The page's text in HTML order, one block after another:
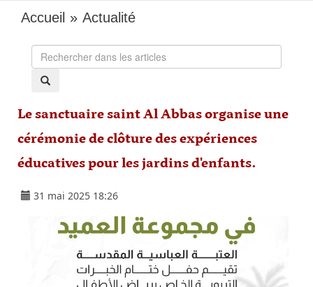
Accueil »Actualité
Le sanctuaire saint Al Abbas organise une
cérémonie de clôture des expériences
éducatives pour les jardins d'enfants.
31 mai 2025 18:26